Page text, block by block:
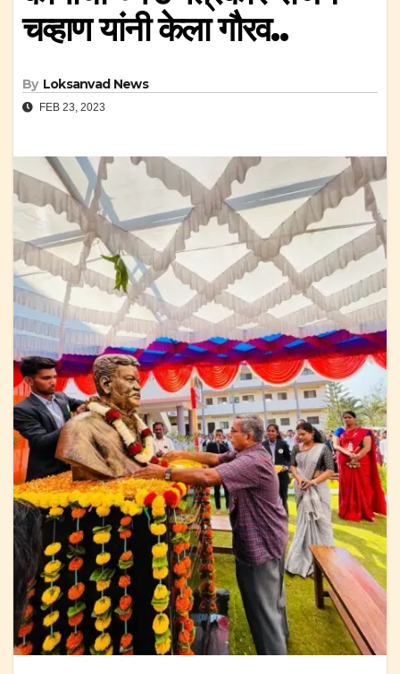
चव्हाण यांनी केला गौरव..
By Loksanvad News
FEB 23, 2023